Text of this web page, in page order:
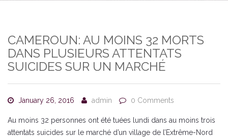
CAMEROUN: AU MOINS 32 MORTS
DANS PLUSIEURS ATTENTATS
SUICIDES SUR UN MARCHÉ
January 26, 2016 admin 0 Comments
Au moins 32 personnes ont été tuées lundi dans au moins trois
attentats suicides sur le marché d’un village de l’Extrême-Nord